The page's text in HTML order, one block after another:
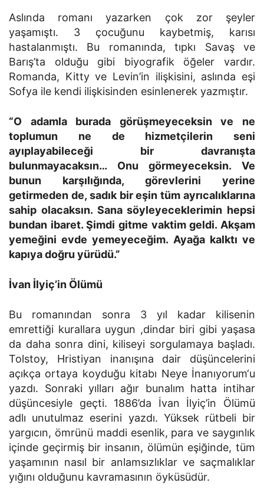
Aslında romanı yazarken çok zor şeyler
yaşamıştı. 3 çocuğunu kaybetmiş, karısı
hastalanmıştı. Bu romanında, tıpkı Savaş ve
Barış’ta olduğu gibi biyografik öğeler vardır.
Romanda, Kitty ve Levin’in ilişkisini, aslında eşi
Sofya ile kendi ilişkisinden esinlenerek yazmıştır.
“O adamla burada görüşmeyeceksin ve ne
toplumun ne de hizmetçilerin seni
ayıplayabileceği bir davranışta
bulunmayacaksın… Onu görmeyeceksin. Ve
bunun karşılığında, görevlerini yerine
getirmeden de, sadık bir eşin tüm ayrıcalıklarına
sahip olacaksın. Sana söyleyeceklerimin hepsi
bundan ibaret. Şimdi gitme vaktim geldi. Akşam
yemeğini evde yemeyeceğim. Ayağa kalktı ve
kapıya doğru yürüdü.”
İvan İlyiç’in Ölümü
Bu romanından sonra 3 yıl kadar kilisenin
emrettiği kurallara uygun ,dindar biri gibi yaşasa
da daha sonra dini, kiliseyi sorgulamaya başladı.
Tolstoy, Hristiyan inanışına dair düşüncelerini
açıkça ortaya koyduğu kitabı Neye İnanıyorum‘u
yazdı. Sonraki yılları ağır bunalım hatta intihar
düşüncesiyle geçti. 1886’da İvan İlyiç’in Ölümü
adlı unutulmaz eserini yazdı. Yüksek rütbeli bir
yargıcın, ömrünü maddi esenlik, para ve saygınlık
içinde geçirmiş bir insanın, ölümün eşiğinde, tüm
yaşamının nasıl bir anlamsızlıklar ve saçmalıklar
yığını olduğunu kavramasının öyküsüdür.